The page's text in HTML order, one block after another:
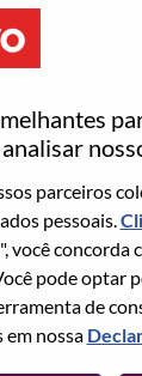
parceiros
pessoais.
concorda
pode optar
de
em nossa
Fortune
vision to deliver
company with
smartphones,
defined